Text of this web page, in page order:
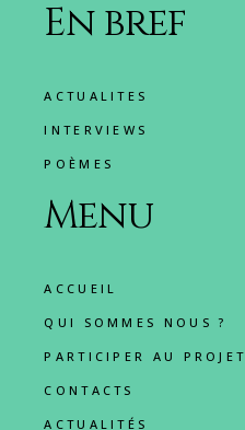
En bref
ACTUALITES
INTERVIEWS
POÈMES
Menu
ACCUEIL
QUI SOMMES NOUS ?
PARTICIPER AU PROJET
CONTACTS
ACTUALITÉS